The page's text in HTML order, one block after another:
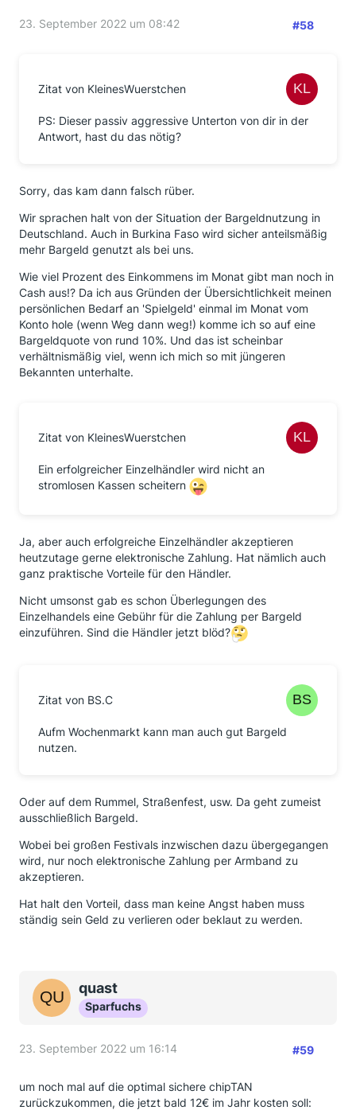
23. September 2022 um 08:42 #58
Zitat von KleinesWuerstchen
PS: Dieser passiv aggressive Unterton von dir in der
Antwort, hast du das nötig?
Sorry, das kam dann falsch rüber.
Wir sprachen halt von der Situation der Bargeldnutzung in
Deutschland. Auch in Burkina Faso wird sicher anteilsmäßig
mehr Bargeld genutzt als bei uns.
Wie viel Prozent des Einkommens im Monat gibt man noch in
Cash aus!? Da ich aus Gründen der Übersichtlichkeit meinen
persönlichen Bedarf an 'Spielgeld' einmal im Monat vom
Konto hole (wenn Weg dann weg!) komme ich so auf eine
Bargeldquote von rund 10%. Und das ist scheinbar
verhältnismäßig viel, wenn ich mich so mit jüngeren
Bekannten unterhalte.
Zitat von KleinesWuerstchen
Ein erfolgreicher Einzelhändler wird nicht an
stromlosen Kassen scheitern
Ja, aber auch erfolgreiche Einzelhändler akzeptieren
heutzutage gerne elektronische Zahlung. Hat nämlich auch
ganz praktische Vorteile für den Händler.
Nicht umsonst gab es schon Überlegungen des
Einzelhandels eine Gebühr für die Zahlung per Bargeld
einzuführen. Sind die Händler jetzt blöd?
Zitat von BS.C
Aufm Wochenmarkt kann man auch gut Bargeld
nutzen.
Oder auf dem Rummel, Straßenfest, usw. Da geht zumeist
ausschließlich Bargeld.
Wobei bei großen Festivals inzwischen dazu übergegangen
wird, nur noch elektronische Zahlung per Armband zu
akzeptieren.
Hat halt den Vorteil, dass man keine Angst haben muss
ständig sein Geld zu verlieren oder beklaut zu werden.
quast
Sparfuchs
23. September 2022 um 16:14 #59
um noch mal auf die optimal sichere chipTAN
zurückzukommen, die jetzt bald 12€ im Jahr kosten soll: